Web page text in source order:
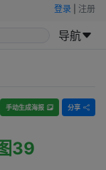
登录 注册
导航
手动生成海报 分享
39